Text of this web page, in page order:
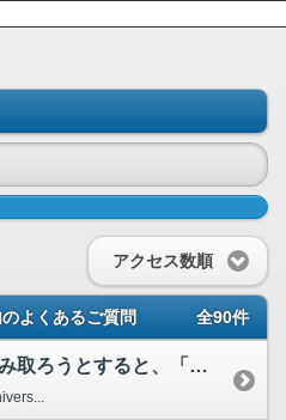
アクセス数順
よくあるご質問 全90件
マイナンバーカードを読み取ろうとすると、「マイナポータルアプリが起動できませんでした」と表示さ...